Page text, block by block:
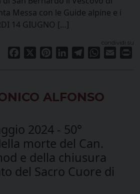
Messa con le Guide alpine e i
14 GIUGNO […]
condividi su
Facebook PinterestLinkedInTelegramWhatsApp
Email
ALFONSO
2024 - 50°
morte del Can.
e della chiusura
del Sacro Cuore di